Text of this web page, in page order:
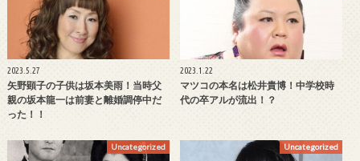
2023.5.27
矢野顕子の子供は坂本美雨！当時父
親の坂本龍一は前妻と離婚調停中だ
った！！
2023.1.22
マツコの本名は松井貴博！中学校時
代の卒アルが流出！？
Uncategorized Uncategorized